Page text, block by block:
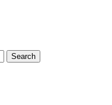
Search